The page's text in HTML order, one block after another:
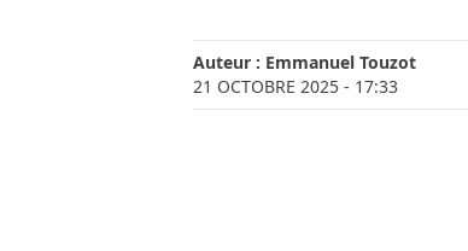
Auteur : Emmanuel Touzot
21 OCTOBRE 2025 - 17:33